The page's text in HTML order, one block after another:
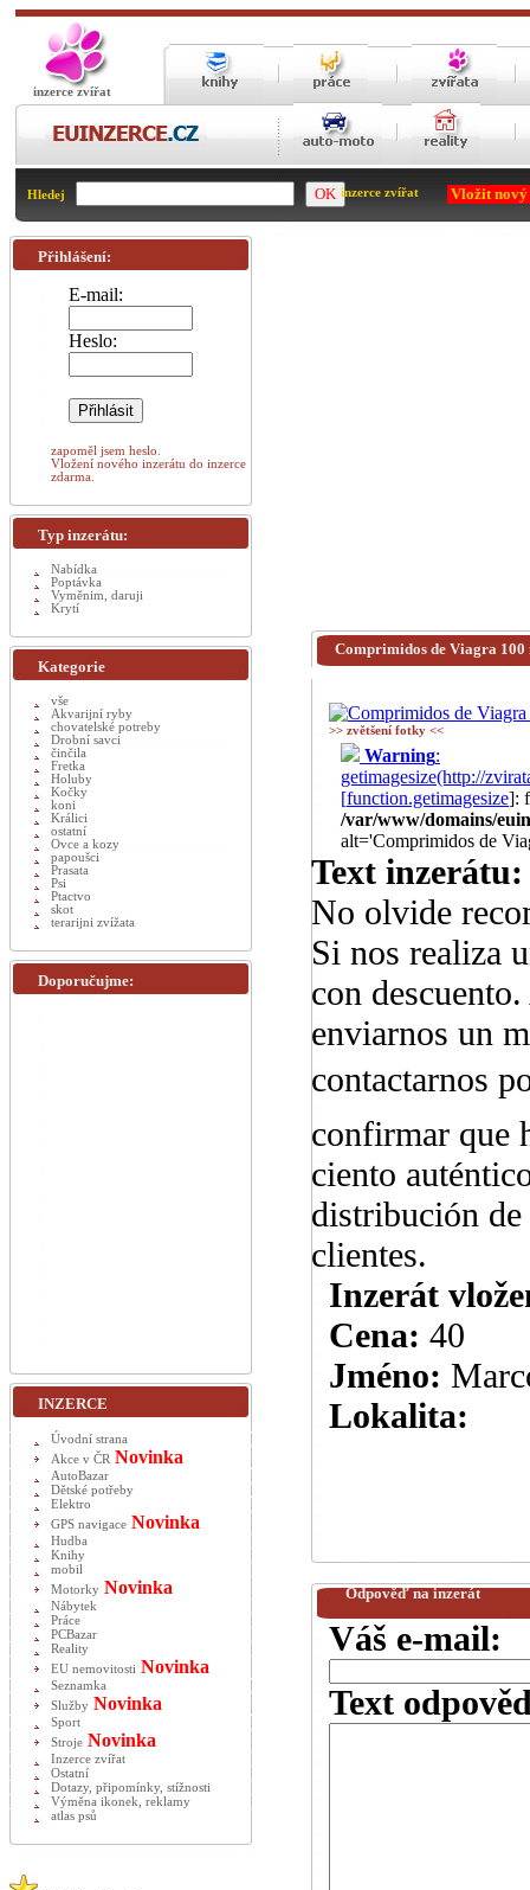
inzerce zvířat
Hledej inzerce zvířat Vložit
Comprimidos de Viagra 100
>> zvětšení fotky <<
Warning:
getimagesize(http://
[function.getimagesize]:
/var/www/domains/
alt='Comprimidos de
Text inzerátu:
No olvide
Si nos realiza
con
enviarnos un
contactarnos
confirmar que
ciento
distribución de
clientes.
Inzerát
Cena: 40
Jméno:
Lokalita:
Odpověď na inzerát
Váš e-mail:
Text
Přihlášení:
E-mail:
Heslo:
zapoměl jsem heslo.
Vložení nového inzerátu do inzerce
zdarma.
Typ inzerátu:
Nabídka
Poptávka
Vyměnim, daruji
Krytí
Kategorie
vše
Akvarijní ryby
chovatelské potreby
Drobní savci
činčila
Fretka
Holuby
Kočky
koni
Králici
ostatní
Ovce a kozy
papoušci
Prasata
Psi
Ptactvo
skot
terarijni zvížata
Doporučujme:
INZERCE
Úvodní strana
Akce v ČR Novinka
AutoBazar
Dětské potřeby
Elektro
GPS navigace Novinka
Hudba
Knihy
mobil
Motorky Novinka
Nábytek
Práce
PCBazar
Reality
EU nemovitosti Novinka
Seznamka
Služby Novinka
Sport
Stroje Novinka
Inzerce zvířat
Ostatní
Dotazy, připomínky, stížnosti
Výměna ikonek, reklamy
atlas psů